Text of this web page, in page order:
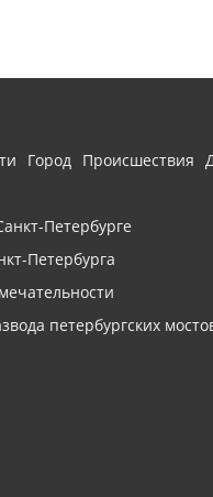
Город Происшествия
Петербурге
Петербурга
петербургских